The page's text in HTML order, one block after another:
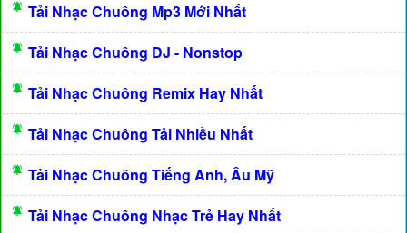
Tải Nhạc Chuông Mp3 Mới Nhất
Tải Nhạc Chuông DJ - Nonstop
Tải Nhạc Chuông Remix Hay Nhất
Tải Nhạc Chuông Tải Nhiều Nhất
Tải Nhạc Chuông Tiếng Anh, Âu Mỹ
Tải Nhạc Chuông Nhạc Trẻ Hay Nhất